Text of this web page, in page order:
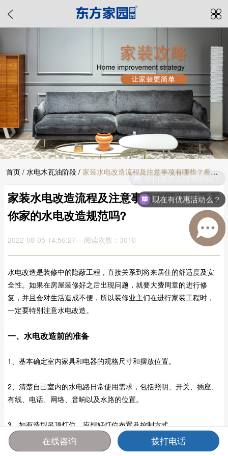
首页 / 水电木瓦油阶段 / 家装水电改造流程及注意事项有哪些？看看
你家的水电改造规范吗?
家装水电改造流程及注意事项有哪些？看看
你家的水电改造规范吗?
2022-08-05 14:56:27 阅读次数：3010
水电改造是装修中的隐蔽工程，直接关系到将来居住的舒适度及安
全性。如果在房屋装修好之后出现问题，就要大费周章的进行修
复，并且会对生活造成不便，所以装修业主们在进行家装工程时，
一定要特别注意水电改造。
一、水电改造前的准备
1、基本确定室内家具和电器的规格尺寸和摆放位置。
2、清楚自己室内的水电路日常使用需求，包括照明、开关、插座、
有线、电话、网络、音响以及水路的位置。
3、如有造型吊顶灯位，应想好灯位布置及控制方式。
4、确定家庭热水供热方式（储水式、即热式电热水器或燃气热水器
首页 报价 电话 咨询
你们是怎么收费的呢？
现在有优惠活动么？
在线咨询 拨打电话